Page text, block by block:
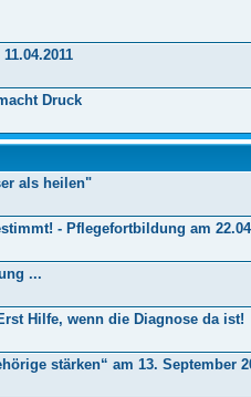
Druck
als heilen"
- Pflegefortbildung am
...
Hilfe, wenn die Diagnose da ist!
stärken“ am 13. September